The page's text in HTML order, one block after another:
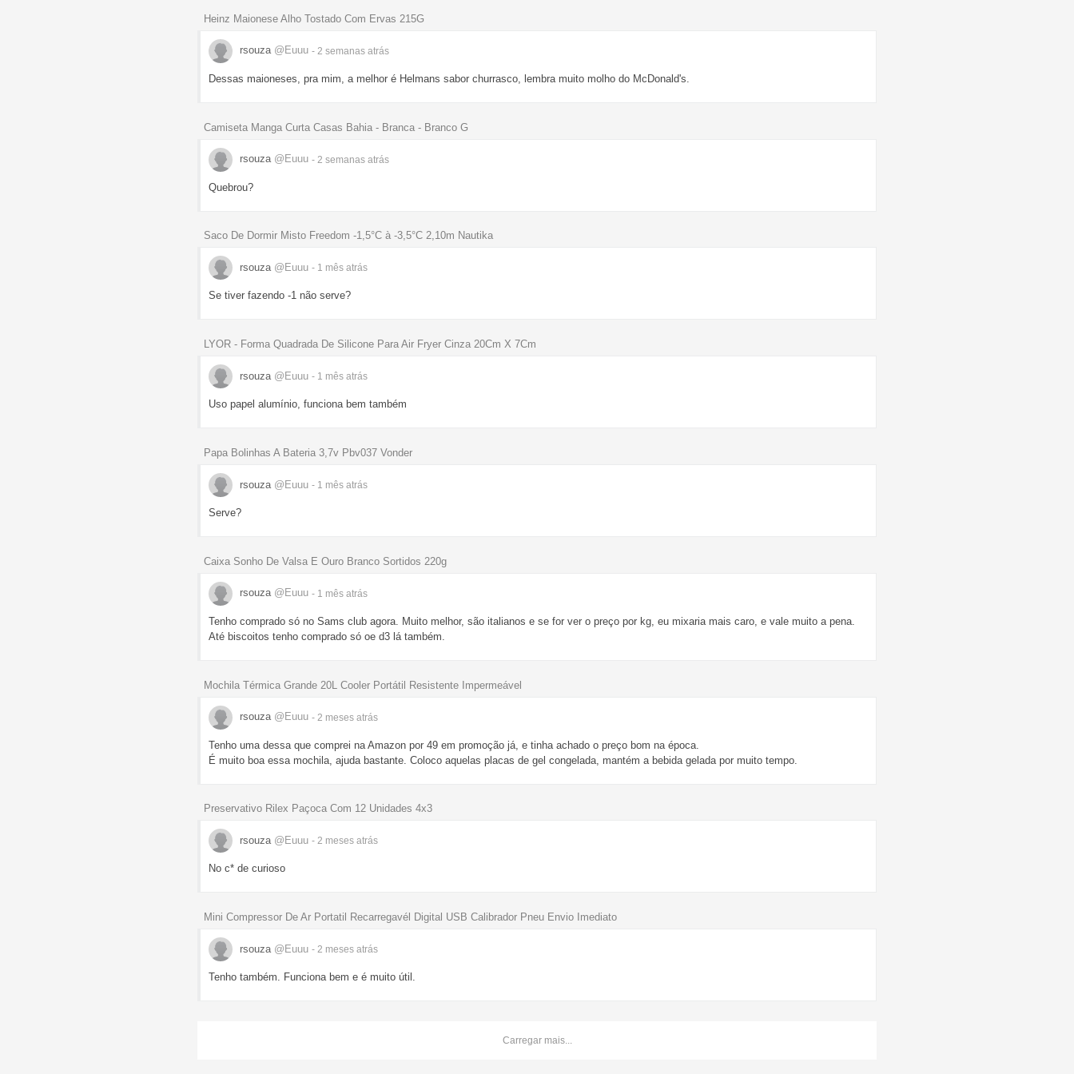
Heinz Maionese Alho Tostado Com Ervas 215G
rsouza @Euuu - 2 semanas atrás
Dessas maioneses, pra mim, a melhor é Helmans sabor churrasco, lembra muito molho do McDonald's.
Camiseta Manga Curta Casas Bahia - Branca - Branco G
rsouza @Euuu - 2 semanas atrás
Quebrou?
Saco De Dormir Misto Freedom -1,5°C à -3,5°C 2,10m Nautika
rsouza @Euuu - 1 mês atrás
Se tiver fazendo -1 não serve?
LYOR - Forma Quadrada De Silicone Para Air Fryer Cinza 20Cm X 7Cm
rsouza @Euuu - 1 mês atrás
Uso papel alumínio, funciona bem também
Papa Bolinhas A Bateria 3,7v Pbv037 Vonder
rsouza @Euuu - 1 mês atrás
Serve?
Caixa Sonho De Valsa E Ouro Branco Sortidos 220g
rsouza @Euuu - 1 mês atrás
Tenho comprado só no Sams club agora. Muito melhor, são italianos e se for ver o preço por kg, eu mixaria mais caro, e vale muito a pena.
Até biscoitos tenho comprado só oe d3 lá também.
Mochila Térmica Grande 20L Cooler Portátil Resistente Impermeável
rsouza @Euuu - 2 meses atrás
Tenho uma dessa que comprei na Amazon por 49 em promoção já, e tinha achado o preço bom na época.
É muito boa essa mochila, ajuda bastante. Coloco aquelas placas de gel congelada, mantém a bebida gelada por muito tempo.
Preservativo Rilex Paçoca Com 12 Unidades 4x3
rsouza @Euuu - 2 meses atrás
No c* de curioso
Mini Compressor De Ar Portatil Recarregavél Digital USB Calibrador Pneu Envio Imediato
rsouza @Euuu - 2 meses atrás
Tenho também. Funciona bem e é muito útil.
Carregar mais...